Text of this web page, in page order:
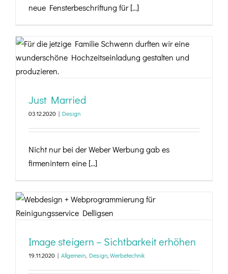
neue Fensterbeschriftung für [...]
Just Married
Just Married
03.12.2020 | Design
Nicht nur bei der Weber Werbung gab es
firmenintern eine [...]
Image steigern – Sichtbarkeit erhöhen
Image steigern – Sichtbarkeit erhöhen
19.11.2020 | Allgemein, Design,Werbetechnik